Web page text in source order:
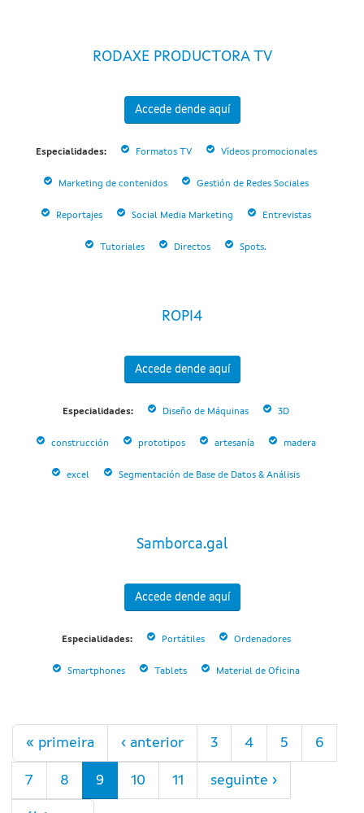
RODAXE PRODUCTORA TV
Accede dende aquí
Especialidades: Formatos TV Vídeos promocionales
Marketing de contenidos Gestión de Redes Sociales
Reportajes Social Media Marketing Entrevistas
Tutoriales Directos Spots.
ROPI4
Accede dende aquí
Especialidades: Diseño de Máquinas 3D
construcción prototipos artesanía madera
excel Segmentación de Base de Datos & Análisis
Samborca.gal
Accede dende aquí
Especialidades: Portátiles Ordenadores
Smartphones Tablets Material de Oficina
Páxinas
« primeira ‹ anterior 3 4 5 6
7 8 9 10 11 seguinte ›